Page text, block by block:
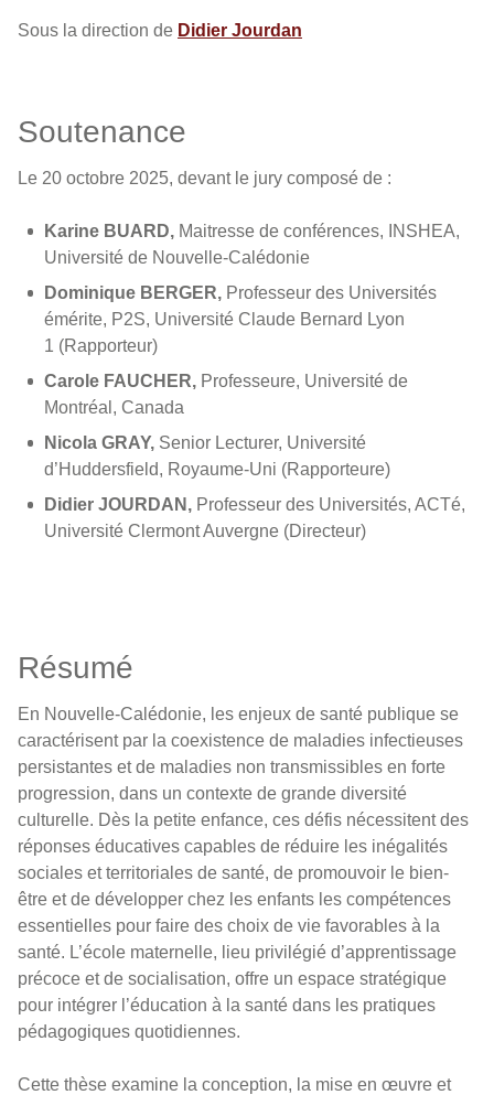
Sous la direction de Didier Jourdan
Soutenance
Le 20 octobre 2025, devant le jury composé de :
Karine BUARD, Maitresse de conférences, INSHEA,
Université de Nouvelle-Calédonie
Dominique BERGER, Professeur des Universités
émérite, P2S, Université Claude Bernard Lyon
1 (Rapporteur)
Carole FAUCHER, Professeure, Université de
Montréal, Canada
Nicola GRAY, Senior Lecturer, Université
d’Huddersfield, Royaume-Uni (Rapporteure)
Didier JOURDAN, Professeur des Universités, ACTé,
Université Clermont Auvergne (Directeur)
Résumé
En Nouvelle-Calédonie, les enjeux de santé publique se
caractérisent par la coexistence de maladies infectieuses
persistantes et de maladies non transmissibles en forte
progression, dans un contexte de grande diversité
culturelle. Dès la petite enfance, ces défis nécessitent des
réponses éducatives capables de réduire les inégalités
sociales et territoriales de santé, de promouvoir le bien-
être et de développer chez les enfants les compétences
essentielles pour faire des choix de vie favorables à la
santé. L’école maternelle, lieu privilégié d’apprentissage
précoce et de socialisation, offre un espace stratégique
pour intégrer l’éducation à la santé dans les pratiques
pédagogiques quotidiennes.
Cette thèse examine la conception, la mise en œuvre et